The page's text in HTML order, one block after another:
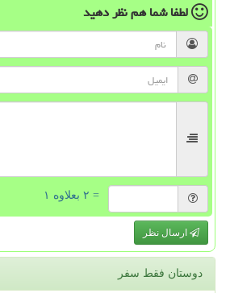
لطفا شما همنظر دهید
= ۲ بعلاوه ۱
ارسال نظر
دوستان فقط سفر